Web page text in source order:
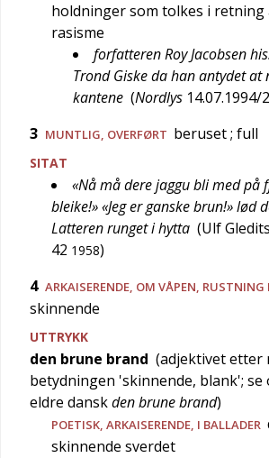
holdninger som tolkes i retning
rasisme
forfatteren Roy Jacobsen
Trond Giske da han antydet at
kantene (Nordlys 14.07.1994/2
3 MUNTLIG, OVERFØRT beruset; full
SITAT
«Nå må dere jaggu bli med på
bleike!» «Jeg er ganske brun!» lød
Latteren runget i hytta (Ulf
42 1958)
4 ARKAISERENDE, OM VÅPEN, RUSTNING
skinnende
UTTRYKK
den brune brand (adjektivet etter
betydningen 'skinnende, blank'; se
eldre danskden brune brand)
POETISK, ARKAISERENDE, I BALLADER
skinnende sverdet